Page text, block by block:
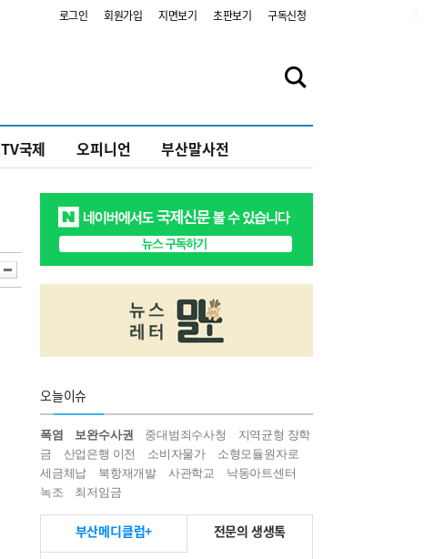
로그인 회원가입 지면보기 초판보기 구독신청
TV국제 오피니언 부산말사전
오늘이슈
폭염 보완수사권 중대범죄수사청
지역균형 장학
금
산업은행 이전 소비자물가
소형모듈원자로
세금체납
북항재개발 사관학교
낙동아트센터
녹조
최저임금
부산메디클럽+ 전문의 생생톡